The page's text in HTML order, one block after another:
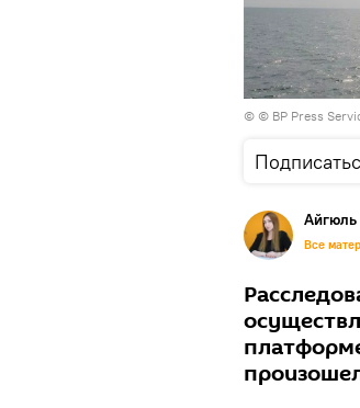
© © BP Press
Айгюль
Все